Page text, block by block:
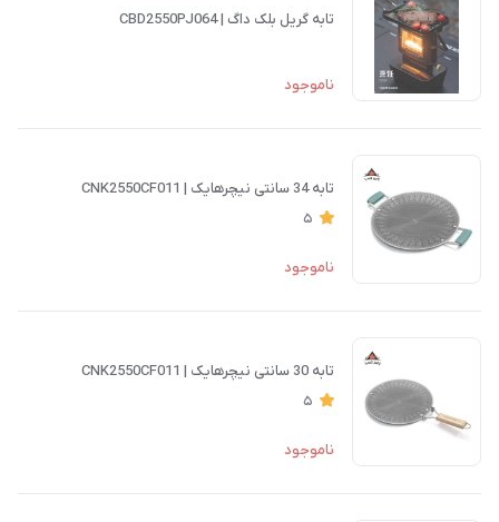
تابه گریل بلک داگ | CBD2550PJ064
ناموجود
تابه 34 سانتی نیچرهایک | CNK2550CF011
5
ناموجود
تابه 30 سانتی نیچرهایک | CNK2550CF011
5
ناموجود